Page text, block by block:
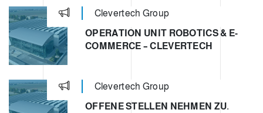
Clevertech Group
OPERATION UNIT ROBOTICS & E-
COMMERCE – CLEVERTECH
Clevertech Group
OFFENE STELLEN NEHMEN ZU.